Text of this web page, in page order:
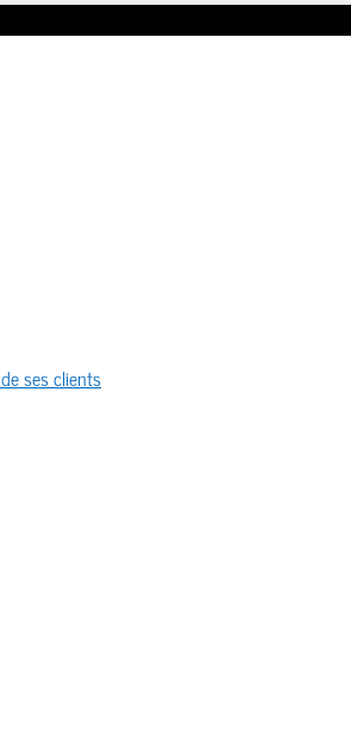
ses clients